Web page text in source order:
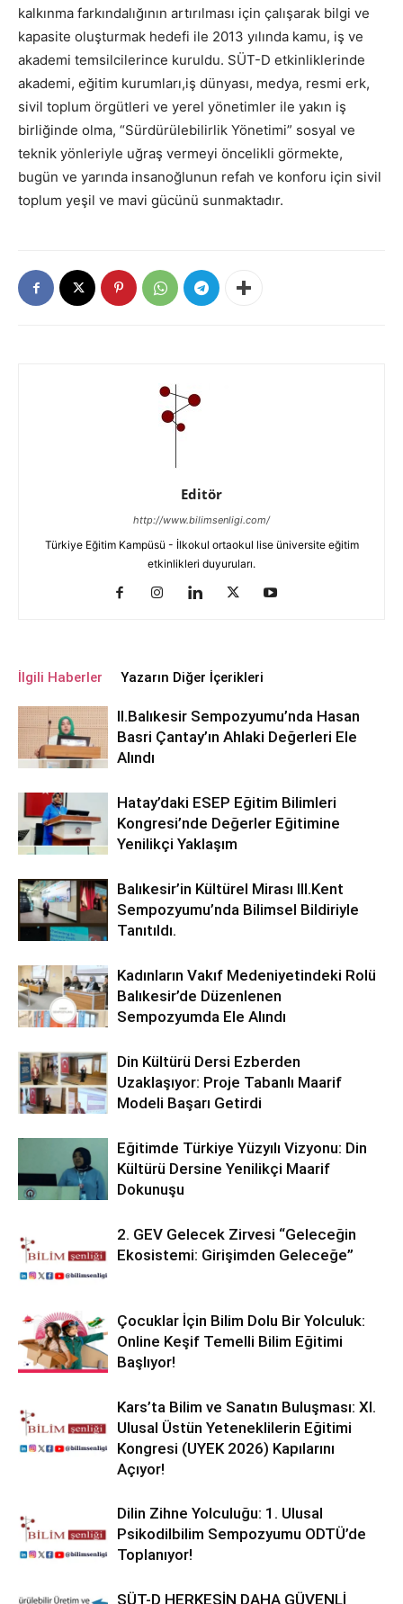
kalkınma farkındalığının artırılması için çalışarak bilgi ve
kapasite oluşturmak hedefi ile 2013 yılında kamu, iş ve
akademi temsilcilerince kuruldu. SÜT-D etkinliklerinde
akademi, eğitim kurumları,iş dünyası, medya, resmi erk,
sivil toplum örgütleri ve yerel yönetimler ile yakın iş
birliğinde olma, “Sürdürülebilirlik Yönetimi” sosyal ve
teknik yönleriyle uğraş vermeyi öncelikli görmekte,
bugün ve yarında insanoğlunun refah ve konforu için sivil
toplum yeşil ve mavi gücünü sunmaktadır.
Editör
http://www.bilimsenligi.com/
Türkiye Eğitim Kampüsü - İlkokul ortaokul lise üniversite eğitim
etkinlikleri duyuruları.
İlgili Haberler Yazarın Diğer İçerikleri
ll.Balıkesir Sempozyumu’nda Hasan
Basri Çantay’ın Ahlaki Değerleri Ele
Alındı
Hatay’daki ESEP Eğitim Bilimleri
Kongresi’nde Değerler Eğitimine
Yenilikçi Yaklaşım
Balıkesir’in Kültürel Mirası lll.Kent
Sempozyumu’nda Bilimsel Bildiriyle
Tanıtıldı.
Kadınların Vakıf Medeniyetindeki Rolü
Balıkesir’de Düzenlenen
Sempozyumda Ele Alındı
Din Kültürü Dersi Ezberden
Uzaklaşıyor: Proje Tabanlı Maarif
Modeli Başarı Getirdi
Eğitimde Türkiye Yüzyılı Vizyonu: Din
Kültürü Dersine Yenilikçi Maarif
Dokunuşu
2. GEV Gelecek Zirvesi “Geleceğin
Ekosistemi: Girişimden Geleceğe”
Çocuklar İçin Bilim Dolu Bir Yolculuk:
Online Keşif Temelli Bilim Eğitimi
Başlıyor!
Kars’ta Bilim ve Sanatın Buluşması: XI.
Ulusal Üstün Yeteneklilerin Eğitimi
Kongresi (UYEK 2026) Kapılarını
Açıyor!
Dilin Zihne Yolculuğu: 1. Ulusal
Psikodilbilim Sempozyumu ODTÜ’de
Toplanıyor!
SÜT-D HERKESİN DAHA GÜVENLİ